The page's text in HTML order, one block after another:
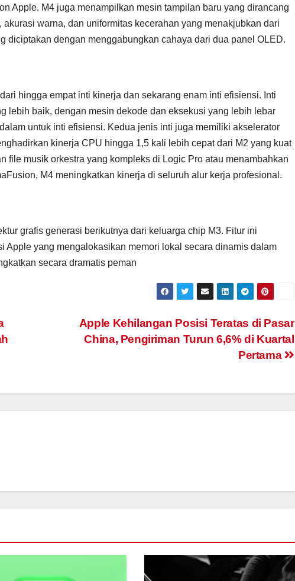
Apple. M4 juga menampilkan mesin tampilan baru yang dirancang
warna, dan uniformitas kecerahan yang menakjubkan dari
diciptakan dengan menggabungkan cahaya dari dua panel OLED.
hingga empat inti kinerja dan sekarang enam inti efisiensi. Inti
lebih baik, dengan mesin dekode dan eksekusi yang lebih lebar
untuk inti efisiensi. Kedua jenis inti juga memiliki akselerator
kinerja CPU hingga 1,5 kali lebih cepat dari M2 yang kuat
file musik orkestra yang kompleks di Logic Pro atau menambahkan
M4 meningkatkan kinerja di seluruh alur kerja profesional.
grafis generasi berikutnya dari keluarga chip M3. Fitur ini
Apple yang mengalokasikan memori lokal secara dinamis dalam
secara dramatis peman
Apple Kehilangan Posisi Teratas di Pasar
China, Pengiriman Turun 6,6% di Kuartal
Pertama